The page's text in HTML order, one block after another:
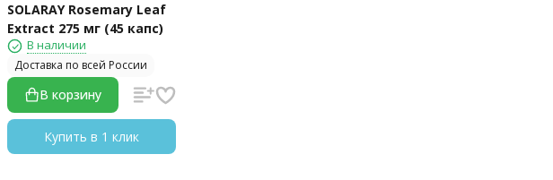
SOLARAY Rosemary Leaf
Extract 275 мг (45 капс)
В наличии
Доставка по всей России
В корзину
Купить в 1 клик